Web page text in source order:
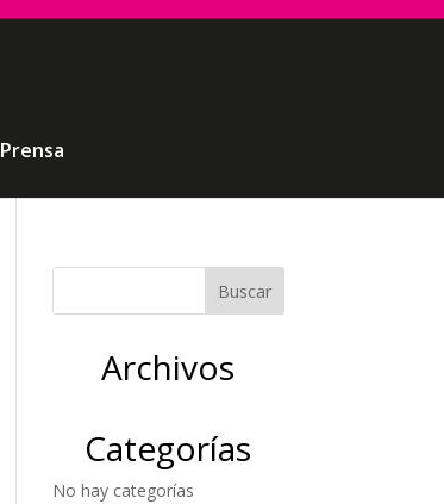
Prensa
Archivos
Categorías
No hay categorías